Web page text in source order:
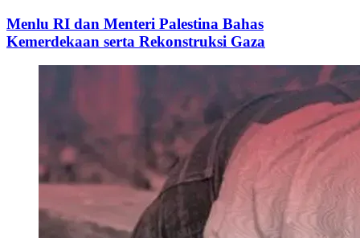
Menlu RI dan Menteri Palestina Bahas
Kemerdekaan serta Rekonstruksi Gaza